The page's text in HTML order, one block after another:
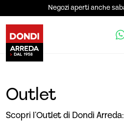
Negozi aperti anche
Outlet
Scopri l’Outlet di Dondi